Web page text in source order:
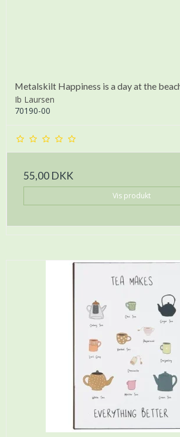
Metalskilt Happiness is a day at the
Ib Laursen
70190-00
55,00 DKK
Vis produkt